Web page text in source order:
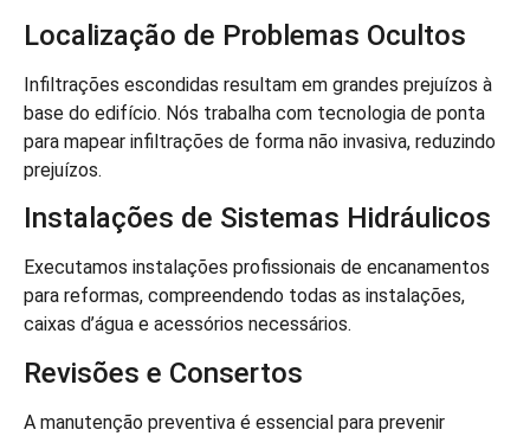
Localização de Problemas Ocultos
Infiltrações escondidas resultam em grandes prejuízos à
base do edifício. Nós trabalha com tecnologia de ponta
para mapear infiltrações de forma não invasiva, reduzindo
prejuízos.
Instalações de Sistemas Hidráulicos
Executamos instalações profissionais de encanamentos
para reformas, compreendendo todas as instalações,
caixas d’água e acessórios necessários.
Revisões e Consertos
A manutenção preventiva é essencial para prevenir